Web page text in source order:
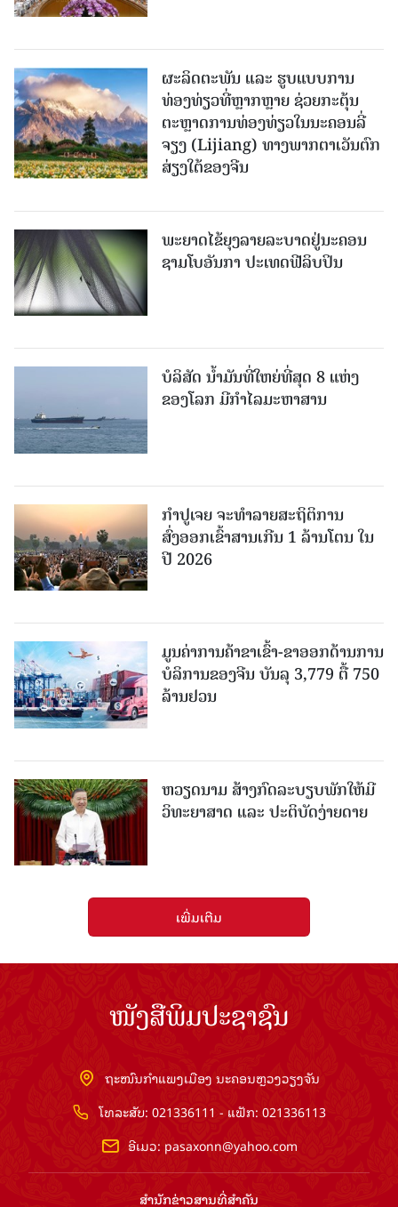
ຜະລິດຕະພັນ ແລະ ຮູບແບບການ
ທ່ອງທ່ຽວທີ່ຫຼາກຫຼາຍ ຊ່ວຍກະຕຸ້ນ
ຕະຫຼາດການທ່ອງທ່ຽວໃນນະຄອນລີ່
ຈຽງ (Lijiang) ທາງພາກຕາເວັນຕົກ
ສ່ຽງໃຕ້ຂອງຈີນ
ພະຍາດໄຂ້ຍຸງລາຍລະບາດຢູ່ນະຄອນ
ຊາມໂບ​ອັນກາ ປະເທດຟີລິບປິນ
ບໍລິສັດ ນ້ຳມັນທີ່ໃຫຍ່ທີ່ສຸດ 8 ແຫ່ງ
ຂອງໂລກ ມີກຳໄລມະຫາສານ
ກຳປູເຈຍ ຈະທຳລາຍສະຖິຕິການ
ສົ່ງອອກເຂົ້າສານເກີນ 1 ລ້ານໂຕນ ໃນ
ປີ 2026
ມູນຄ່າການຄ້າຂາເຂົ້າ-ຂາອອກດ້ານການ
ບໍລິການຂອງຈີນ ບັນລຸ 3,779 ຕື້ 750
ລ້ານຢວນ
ຫວຽດນາມ ສ້າງກົດລະບຽບພັກໃຫ້ມີ
ວິທະຍາສາດ ແລະ ປະຕິບັດງ່າຍດາຍ
ເພີ່ມເຕີມ
ໜັງສືພິມປະຊາຊົນ
ຖະໜົນກຳແພງເມືອງ ນະຄອນຫຼວງວຽງຈັນ
ໂທລະສັບ: 021336111 - ແຟັກ: 021336113
ອີເມວ: pasaxonn@yahoo.com
ສຳ​ນັກ​ຂ່າວ​ສານ​ທີ່​ສຳ​ຄັນ​